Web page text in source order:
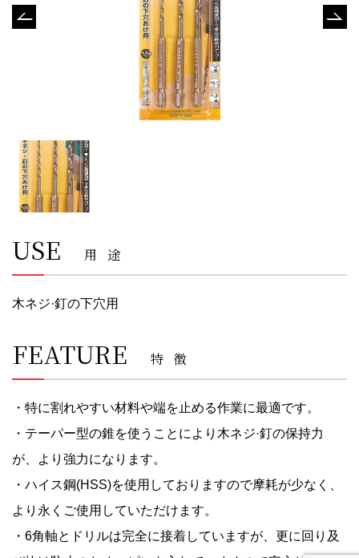
USE 用途
木ネジ·釘の下穴用
FEATURE 特徴
・特に割れやすい材料や端を止める作業に最適です。
・テーパー型の錐を使うことにより木ネジ·釘の保持力
が、より強力になります。
・ハイス鋼(HSS)を使用しておりますので摩耗が少なく、
より永くご使用していただけます。
・6角軸とドリルは完全に接着していますが、更に回り及